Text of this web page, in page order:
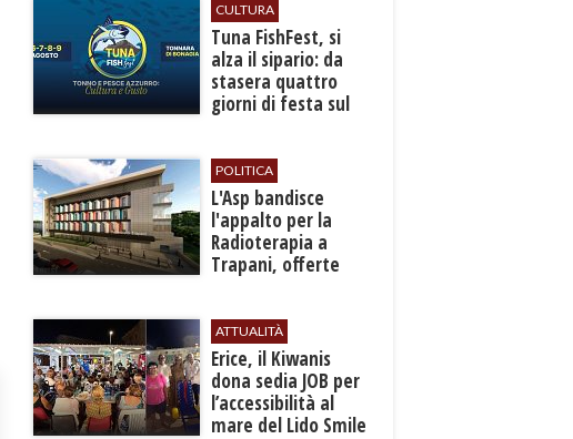
CULTURA
​Tuna FishFest, si
alza il sipario: da
stasera quattro
giorni di festa sul
POLITICA
L'Asp bandisce
l'appalto per la
Radioterapia a
Trapani, offerte
ATTUALITÀ
​Erice, il Kiwanis
dona sedia JOB per
l’accessibilità al
mare del Lido Smile